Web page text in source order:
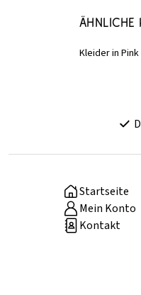
Ähnliche
Kleider in Pink
Startseite
Mein Konto
Kontakt